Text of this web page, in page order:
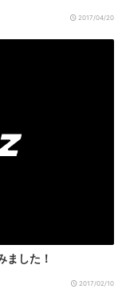
2017/04/20
ました！
2017/02/10